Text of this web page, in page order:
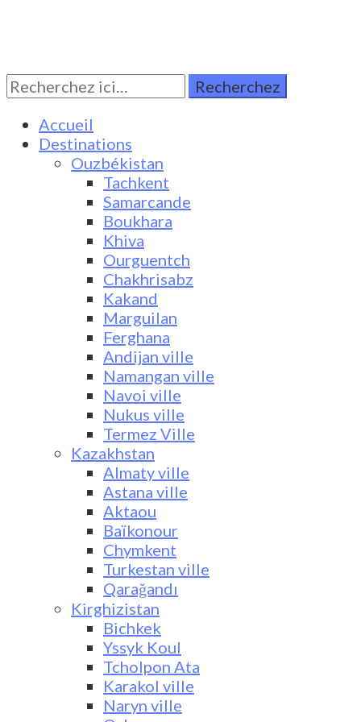
Turkestan Travel
Discover Central Asia
Rechercher:
Accueil
Destinations
Ouzbékistan
Tachkent
Samarcande
Boukhara
Khiva
Ourguentch
Chakhrisabz
Kakand
Marguilan
Ferghana
Andijan ville
Namangan ville
Navoi ville
Nukus ville
Termez Ville
Kazakhstan
Almaty ville
Astana ville
Aktaou
Baïkonour
Chymkent
Turkestan ville
Qarağandı
Kirghizistan
Bichkek
Yssyk Koul
Tcholpon Ata
Karakol ville
Naryn ville